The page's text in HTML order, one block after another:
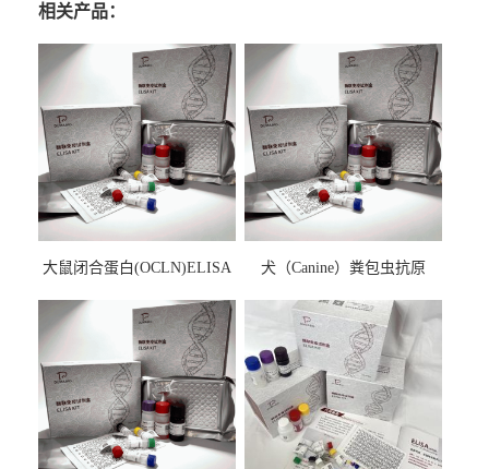
相关产品：
大鼠闭合蛋白(OCLN)ELISA
犬（Canine）粪包虫抗原